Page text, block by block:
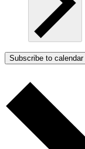
Subscribe to calendar